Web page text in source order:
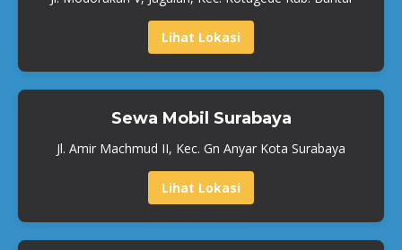
Lihat Lokasi
Sewa Mobil Surabaya
Jl. Amir Machmud II, Kec. Gn Anyar Kota Surabaya
Lihat Lokasi